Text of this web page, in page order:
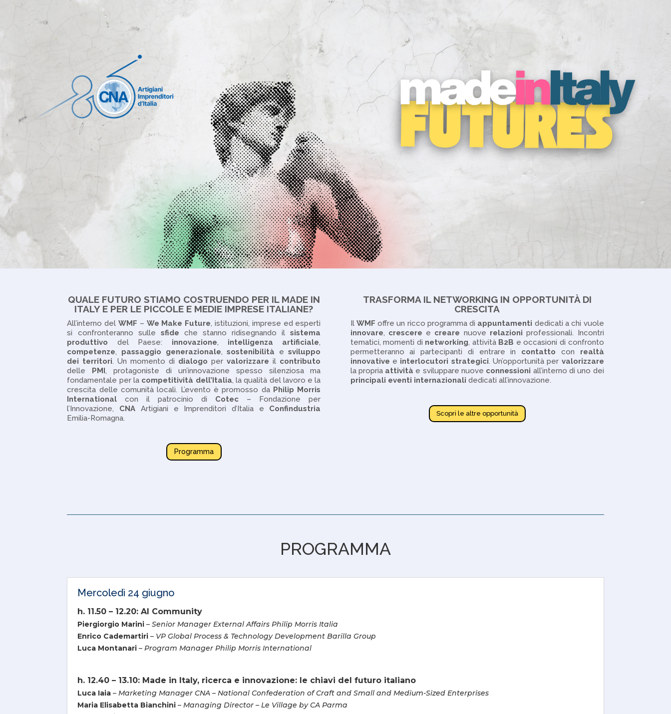
QUALE FUTURO STIAMO COSTRUENDO PER IL MADE IN
ITALY E PER LE PICCOLE E MEDIE IMPRESE ITALIANE?
All’interno delWMF – We Make Future, istituzioni, imprese ed esperti
si confronteranno sulle sfide che stanno ridisegnando ilsistema
produttivo del Paese: innovazione, intelligenza artificiale,
competenze, passaggio generazionale,sostenibilità esviluppo
dei territori.Un momento di dialogo pervalorizzare il contributo
delle
PMI, protagoniste di un’innovazione spesso silenziosa ma
fondamentale per la competitività dell’Italia, la qualità del lavoro e la
crescita delle comunità locali.
L’evento è promosso da Philip Morris
International con il patrocinio di Cotec – Fondazione per
l’Innovazione, CNA Artigiani e Imprenditori d’Italia e Confindustria
Emilia-Romagna.
Programma
TRASFORMA IL NETWORKING IN OPPORTUNITÀ DI
CRESCITA
Il WMF offre un ricco programma di appuntamenti dedicati a chi vuole
innovare, crescere e creare nuove relazioni professionali. Incontri
tematici, momenti di networking, attività B2B e occasioni di confronto
permetteranno ai partecipanti di entrare in contatto con realtà
innovative e interlocutori strategici. Un’opportunità per valorizzare
la propria attività e sviluppare nuove connessioni all’interno di uno dei
principali eventi internazionali dedicati all’innovazione.
Scopri le altre opportunità
PROGRAMMA
Mercoledì 24 giugno
h. 11.50 – 12.20: AI Community
Piergiorgio Marini –Senior Manager External Affairs Philip Morris Italia
Enrico Cademartiri – VP Global Process & Technology Development Barilla Group
Luca Montanari –Program Manager Philip Morris International
h. 12.40 – 13.10: Made in Italy, ricerca e innovazione: le chiavi del futuro italiano
Luca Iaia –Marketing Manager CNA – National Confederation of Craft and Small and Medium-Sized Enterprises
Maria Elisabetta Bianchini – Managing Director – Le Village by CA Parma